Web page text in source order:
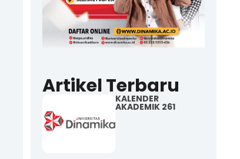
Artikel Terbaru
KALENDER
AKADEMIK 261